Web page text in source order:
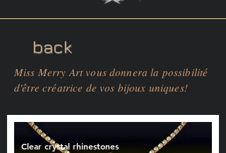
back
Miss Merry Art vous donnera la possibilité
d'être créatrice de vos bijoux uniques!
Clear crystal rhinestones